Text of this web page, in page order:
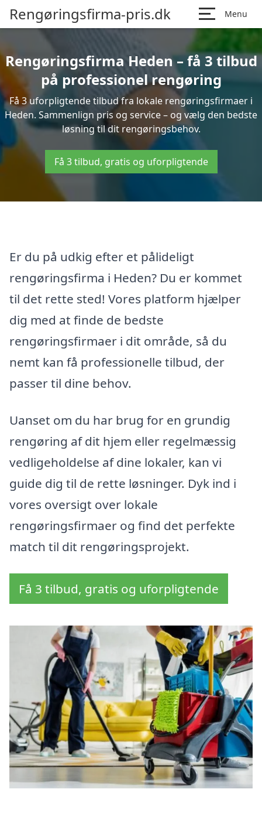
Rengøringsfirma-pris.dk Menu
Rengøringsfirma Heden – få 3 tilbud
på professionel rengøring
Få 3 uforpligtende tilbud fra lokale rengøringsfirmaer i
Heden. Sammenlign pris og service – og vælg den bedste
løsning til dit rengøringsbehov.
Få 3 tilbud, gratis og uforpligtende
Er du på udkig efter et pålideligt
rengøringsfirma i Heden? Du er kommet
til det rette sted! Vores platform hjælper
dig med at finde de bedste
rengøringsfirmaer i dit område, så du
nemt kan få professionelle tilbud, der
passer til dine behov.
Uanset om du har brug for en grundig
rengøring af dit hjem eller regelmæssig
vedligeholdelse af dine lokaler, kan vi
guide dig til de rette løsninger. Dyk ind i
vores oversigt over lokale
rengøringsfirmaer og find det perfekte
match til dit rengøringsprojekt.
Få 3 tilbud, gratis og uforpligtende